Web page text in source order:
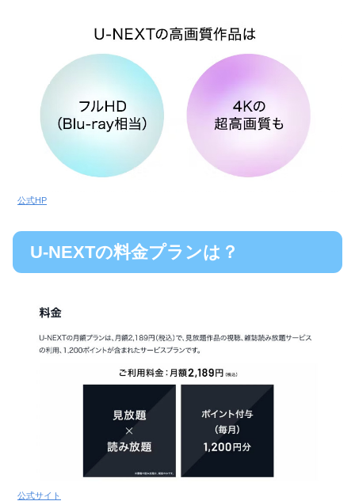
公式HP
U-NEXTの料金プランは？
公式サイト